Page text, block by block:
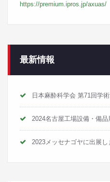
https://premium.ipros.jp/axuas/
最新情報
日本麻酔科学会 第71回学
2024名古屋工場設備・備品
2023メッセナゴヤに出展し